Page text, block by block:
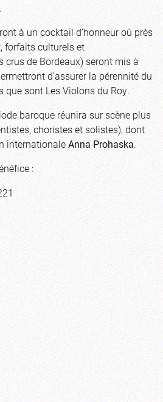
.
à un cocktail d’honneur où près
forfaits culturels et
crus de Bordeaux) seront mis à
d’assurer la pérennité du
que sont Les Violons du Roy.
baroque réunira sur scène plus
choristes et solistes), dont
internationaleAnna Prohaska.
: